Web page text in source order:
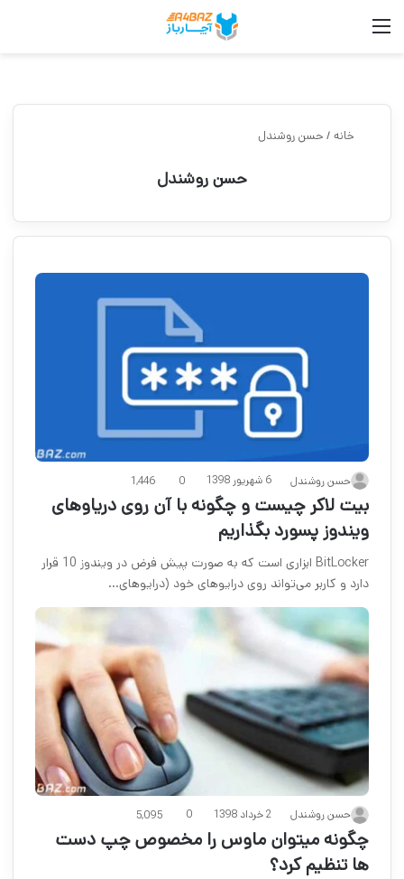
خانه / حسن روشندل
حسن روشندل
حسن روشندل 6 شهریور 1398 0
بیت لاکر چیست و چگونه با آن روی دریاوهای
ویندوز پسورد بگذاریم
BitLocker ابزاری است که به صورت پیش فرض در ویندوز 10 قرار
دارد و کاربر می­‌تواند روی درایوهای خود (درایوهای…
حسن روشندل 2 خرداد 1398 0
چگونه میتوان ماوس را مخصوص چپ دست
ها تنظیم کرد؟